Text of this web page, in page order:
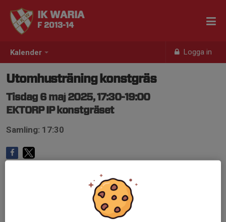
Kalender Logga in
IK WARIA
F 2013-14
Utomhusträning konstgräs
Tisdag 6 maj 2025, 17:30-19:00
EKTORP IP konstgräset
Samling: 17:30